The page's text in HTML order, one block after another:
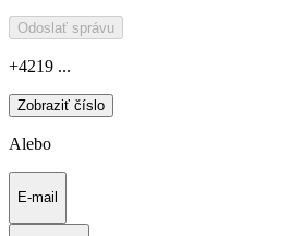
Odoslať správu
+4219 ...
Zobraziť číslo
Alebo
E-mail